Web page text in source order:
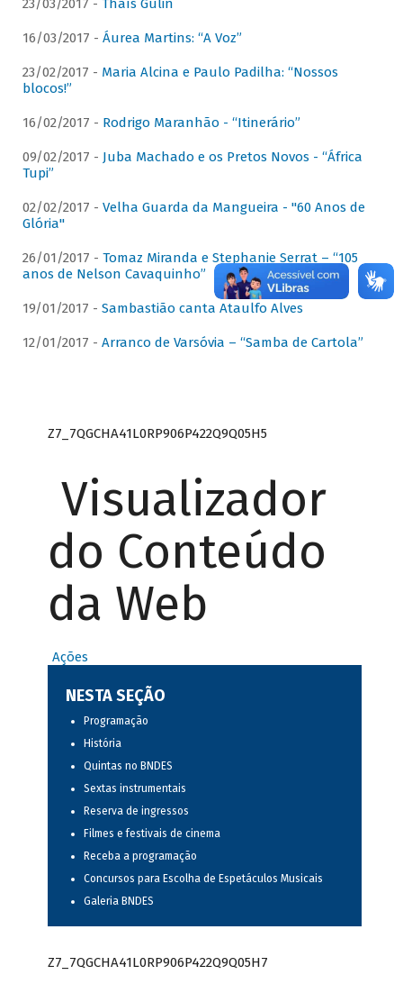
23/03/2017 - Thaís Gulin
16/03/2017 - Áurea Martins: “A Voz”
23/02/2017 - Maria Alcina e Paulo Padilha: “Nossos
blocos!”
16/02/2017 - Rodrigo Maranhão - “Itinerário”
09/02/2017 - Juba Machado e os Pretos Novos - “África
Tupi”
02/02/2017 - Velha Guarda da Mangueira - "60 Anos de
Glória"
26/01/2017 - Tomaz Miranda e Stephanie Serrat – “105
anos de Nelson Cavaquinho”
19/01/2017 - Sambastião canta Ataulfo Alves
12/01/2017 - Arranco de Varsóvia – “Samba de Cartola”
Z7_7QGCHA41L0RP906P422Q9Q05H5
Visualizador
do Conteúdo
da Web
Ações
NESTA SEÇÃO
Programação
História
Quintas no BNDES
Sextas instrumentais
Reserva de ingressos
Filmes e festivais de cinema
Receba a programação
Concursos para Escolha de Espetáculos Musicais
Galeria BNDES
Z7_7QGCHA41L0RP906P422Q9Q05H7